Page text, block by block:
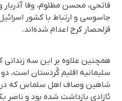
فاتحی، محسن مظلوم، وفا آذربار
جاسوسی و ارتباط با کشور
قزلحصار کرج اعدام‌ شده‌اند.
همچنین علاوه بر این سه زندانی
سلیمانیه اقلیم کُردستان است، دو
شاهین وصاف اهل سلماس که
ئازادی بازداشت شده بود و ناصر